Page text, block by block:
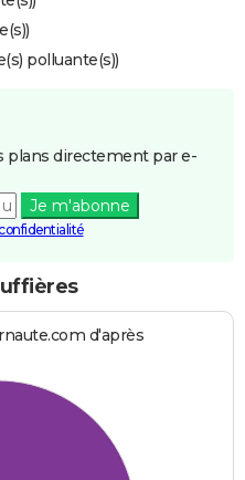
polluante(s))
plans directement par e-
Je m'abonne
d'après